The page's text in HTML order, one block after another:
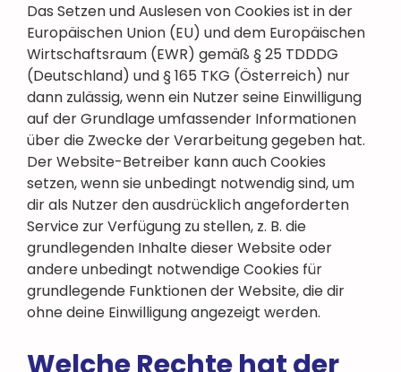
Das Setzen und Auslesen von Cookies ist in der
Europäischen Union (EU) und dem Europäischen
Wirtschaftsraum (EWR) gemäß § 25 TDDDG
(Deutschland) und § 165 TKG (Österreich) nur
dann zulässig, wenn ein Nutzer seine Einwilligung
auf der Grundlage umfassender Informationen
über die Zwecke der Verarbeitung gegeben hat.
Der Website-Betreiber kann auch Cookies
setzen, wenn sie unbedingt notwendig sind, um
dir als Nutzer den ausdrücklich angeforderten
Service zur Verfügung zu stellen, z. B. die
grundlegenden Inhalte dieser Website oder
andere unbedingt notwendige Cookies für
grundlegende Funktionen der Website, die dir
ohne deine Einwilligung angezeigt werden.